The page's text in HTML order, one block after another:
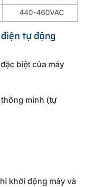
440-460VAC
tự động
biệt của máy
minh (tự
khởi động máy và